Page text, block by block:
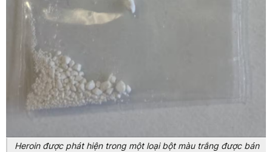
Heroin được phát hiện trong một loại bột màu trắng được bán